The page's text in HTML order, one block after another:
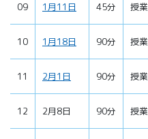
09 1月11日 45分 授業
10 1月18日 90分 授業
11 2月1日 90分 授業
12 2月8日 90分 授業